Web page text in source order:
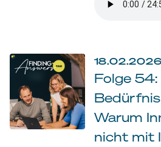
18.02.2026
Folge 54:
Warum
nicht mit